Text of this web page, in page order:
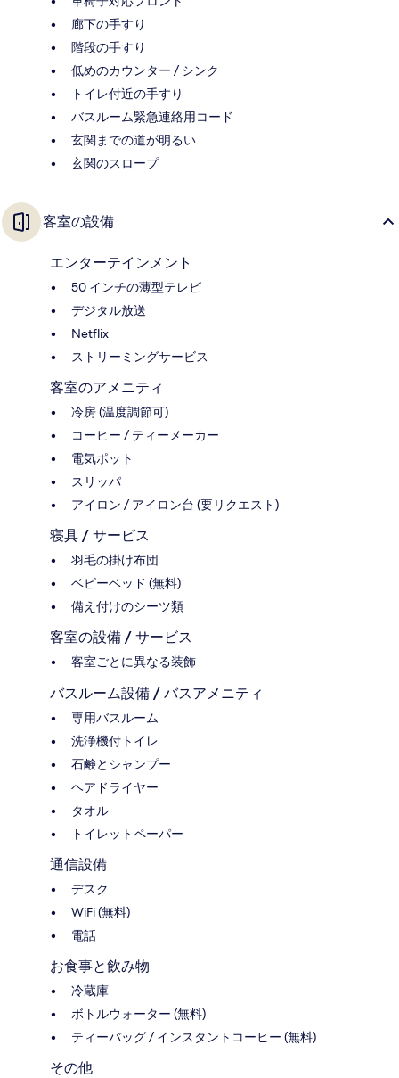
廊下の手すり
階段の手すり
低めのカウンター / シンク
トイレ付近の手すり
バスルーム緊急連絡用コード
玄関までの道が明るい
玄関のスロープ
客室の設備
エンターテインメント
50 インチの薄型テレビ
デジタル放送
Netflix
ストリーミングサービス
客室のアメニティ
冷房 (温度調節可)
コーヒー / ティーメーカー
電気ポット
スリッパ
アイロン / アイロン台 (要リクエスト)
寝具 / サービス
羽毛の掛け布団
ベビーベッド (無料)
備え付けのシーツ類
客室の設備 / サービス
客室ごとに異なる装飾
バスルーム設備 / バスアメニティ
専用バスルーム
洗浄機付トイレ
石鹸とシャンプー
ヘアドライヤー
タオル
トイレットペーパー
通信設備
デスク
WiFi (無料)
電話
お食事と飲み物
冷蔵庫
ボトルウォーター (無料)
ティーバッグ / インスタントコーヒー (無料)
その他